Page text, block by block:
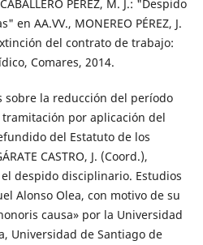
PÉREZ, M. J.: "Despido
AA.VV., MONEREO PÉREZ, J.
del contrato de trabajo:
Comares, 2014.
sobre la reducción del período
por aplicación del
del Estatuto de los
CASTRO, J. (Coord.),
despido disciplinario. Estudios
Alonso Olea, con motivo de su
causa» por la Universidad
Universidad de Santiago de